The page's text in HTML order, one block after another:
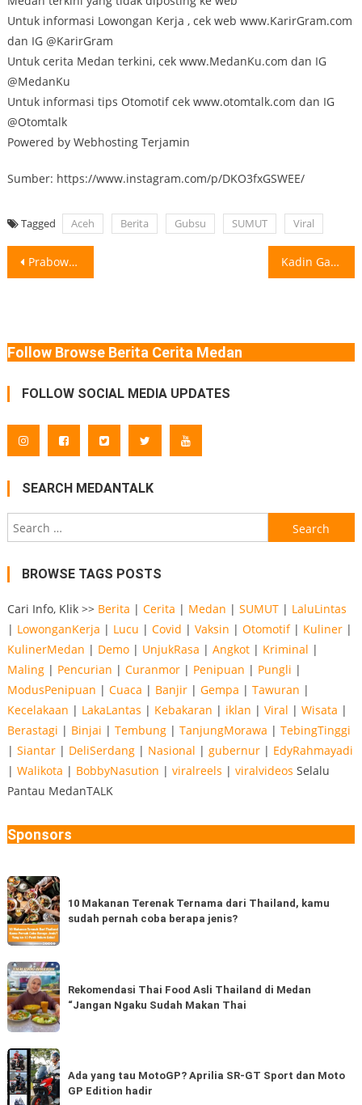
Untuk informasi Lowongan Kerja , cek web www.KarirGram.com
dan IG @KarirGram
Untuk cerita Medan terkini, cek www.MedanKu.com dan IG
@MedanKu
Untuk informasi tips Otomotif cek www.otomtalk.com dan IG
@Otomtalk
Powered by Webhosting Terjamin
Sumber: https://www.instagram.com/p/DKO3fxGSWEE/
Tagged Aceh Berita Gubsu SUMUT Viral
Post
Prabowo dan Macron Kunjungi Akmil Magelang, Ini Agenda Lengkapnya Prabowo Subianto bersama Kadin Gandeng Pengusaha Prancis, 1.000 Dapur Umum MBG Siap Dibangun Kamar Dagang
Follow Browse Berita Cerita Medan
FOLLOW SOCIAL MEDIA UPDATES
SEARCH MEDANTALK
Search
for:
BROWSE TAGS POSTS
Cari Info, Klik >> Berita | Cerita | Medan | SUMUT| LaluLintas
| LowonganKerja | Lucu | Covid | Vaksin | Otomotif| Kuliner|
KulinerMedan | Demo| UnjukRasa | Angkot| Kriminal |
Maling| Pencurian | Curanmor| Penipuan | Pungli |
ModusPenipuan | Cuaca | Banjir| Gempa | Tawuran |
Kecelakaan | LakaLantas | Kebakaran | iklan | Viral | Wisata |
Berastagi | Binjai | Tembung| TanjungMorawa | TebingTinggi
| Siantar| DeliSerdang| Nasional | gubernur| EdyRahmayadi
| Walikota | BobbyNasution | viralreels | viralvideos Selalu
Pantau MedanTALK
Sponsors
10
Makanan
Terenak
Ternama
dari
Thailand,
kamu
sudah
coba
berapa
jenis?
10 Makanan Terenak Ternama dari Thailand, kamu
sudah pernah coba berapa jenis?
Rekomendasi
Thai
Food
Asli
Thailand
di
Medan
Rekomendasi Thai Food Asli Thailand di Medan
“Jangan Ngaku Sudah Makan Thai
Ada
yang
tau
Ada yang tau MotoGP? Aprilia SR-GT Sport dan Moto
GP Edition hadir